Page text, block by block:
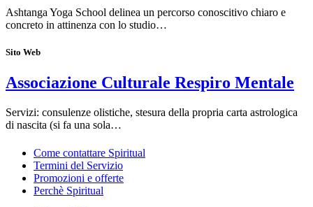
Ashtanga Yoga School delinea un percorso conoscitivo chiaro e
concreto in attinenza con lo studio…
Sito Web
Associazione Culturale Respiro Mentale
Servizi: consulenze olistiche, stesura della propria carta astrologica
di nascita (si fa una sola…
Come contattare Spiritual
Termini del Servizio
Promozioni e offerte
Perchè Spiritual